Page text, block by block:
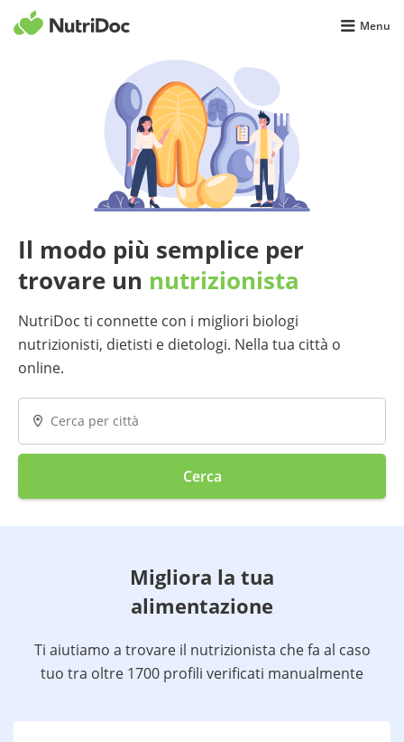
Menu
Il modo più semplice per
trovare un nutrizionista
NutriDoc ti connette con i migliori biologi
nutrizionisti, dietisti e dietologi. Nella tua città o
online.
Cerca
Migliora la tua
alimentazione
Ti aiutiamo a trovare il nutrizionista che fa al caso
tuo tra oltre 1700 profili verificati manualmente